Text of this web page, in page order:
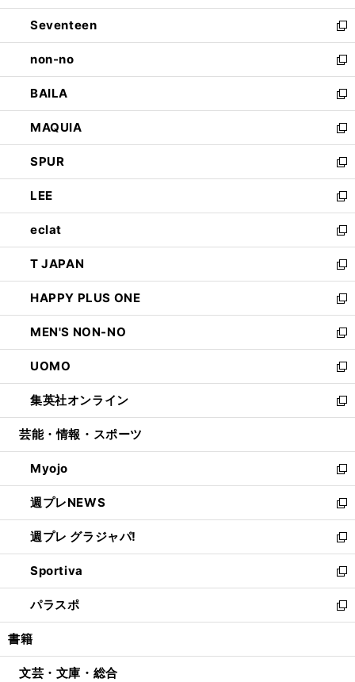
開
く
ウ
で
開
く
ン
ド
ウ
で
開
く
Seventeen
新
し
い
ウ
ィ
ン
ド
ウ
で
開
く
non-no
新
し
い
ウ
ィ
ン
ド
ウ
で
開
く
BAILA
新
し
い
ウ
ィ
ン
ド
ウ
で
開
く
MAQUIA
新
し
い
ウ
ィ
ン
ド
ウ
で
開
く
SPUR
新
し
い
ウ
ィ
ン
ド
ウ
で
開
く
LEE
新
し
い
ウ
ィ
ン
ド
ウ
で
開
く
eclat
新
し
い
ウ
ィ
ン
ド
ウ
で
開
く
T JAPAN
新
し
い
ウ
ィ
ン
ド
ウ
で
開
HAPPY PLUS ONE
新
し
い
ウ
ィ
ン
ド
ウ
開
く
MEN'S NON-NO
新
し
い
ウ
ィ
ン
ウ
で
開
く
UOMO
新
し
い
ウ
ン
ド
ウ
で
開
く
集英社オンライン
新
し
ウ
ィ
ン
ド
ウ
で
開
く
芸能・情報・スポーツ
Myojo
新
し
い
ウ
ィ
ン
ド
ウ
で
開
週プレNEWS
新
し
い
ウ
ィ
ン
ド
ウ
開
週プレ グラジャパ!
新
し
い
ウ
ィ
ン
ウ
Sportiva
新
し
い
ウ
ン
パラスポ
新
し
ウ
書籍
文芸・文庫・総合